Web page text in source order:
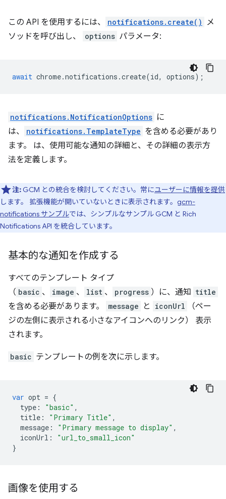
この API を使用するには、 notifications.create()
メ
ソッドを呼び出し、
options パラメータ:
await chrome.notifications .create(id, options);
notifications.NotificationOptions に
は、
notifications.TemplateType を含める必要があり
ます。 は、使用可能な通知の詳細と、その詳細の表示方
法を定義します。
注: GCM との統合を検討してください。常にユーザーに情報を提供
します。 拡張機能が開いていないときに表示されます。 gcm-
notifications サンプルでは、シンプルなサンプル GCM と Rich
Notifications API を統合しています。
基本的な通知を作成する
すべてのテンプレート タイプ
（ basic 、 image 、 list 、 progress ）に、通知 title
を含める必要があります。 message と iconUrl
（ペー
ジの左側に表示される小さなアイコンへのリンク） 表示
されます。
basic テンプレートの例を次に示します。
var opt = {
type : "basic" ,
title : "Primary Title" ,
message : "Primary message to display" ,
iconUrl :
"url_to_small_icon"
}
画像を使用する